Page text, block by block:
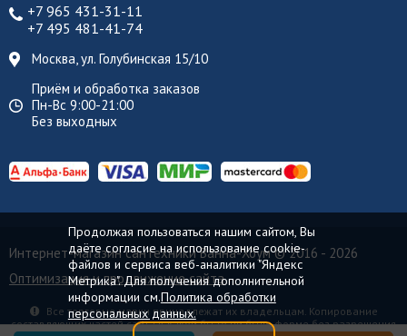
+7 965 431-31-11
+7 495 481-41-74
Москва, ул. Голубинская 15/10
Приём и обработка заказов
Пн-Вс 9:00-21:00
Без выходных
Интернет-магазин сантехники Ванна-Хоум© 2016 - 2026
Оптимизация и продвижение сайта
Все торговые марки принадлежат их владельцам. Копирование
составляющих частей сайта в какой бы то ни было форме без разрешения
Продолжая пользоваться нашим сайтом, Вы
даёте согласие на использование cookie-
файлов и сервиса веб-аналитики "Яндекс
Метрика". Для получения дополнительной
информации см.Политика обработки
персональных данных.